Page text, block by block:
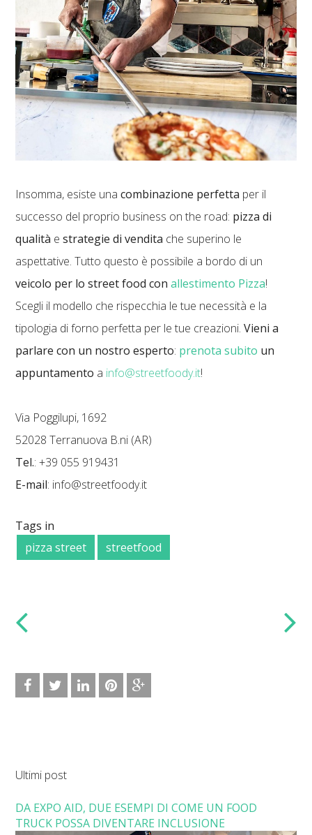
Insomma, esiste unacombinazione perfetta per il
successo del proprio business on the road: pizza di
qualità estrategie di vendita che superino le
aspettative. Tutto questo è possibile a bordo di un
veicolo per lo street food conallestimento Pizza!
Scegli il modello che rispecchia le tue necessità e la
tipologia di forno perfetta per le tue creazioni.Vieni a
parlare con un nostro esperto: prenota subito un
appuntamento a info@streetfoody.it!
Via Poggilupi, 1692
52028 Terranuova B.ni (AR)
Tel.: +39 055 919431
E-mail: info@streetfoody.it
Tags in
pizza street
streetfood
Ultimi post
DA EXPO AID, DUE ESEMPI DI COME UN FOOD
TRUCK POSSA DIVENTARE INCLUSIONE